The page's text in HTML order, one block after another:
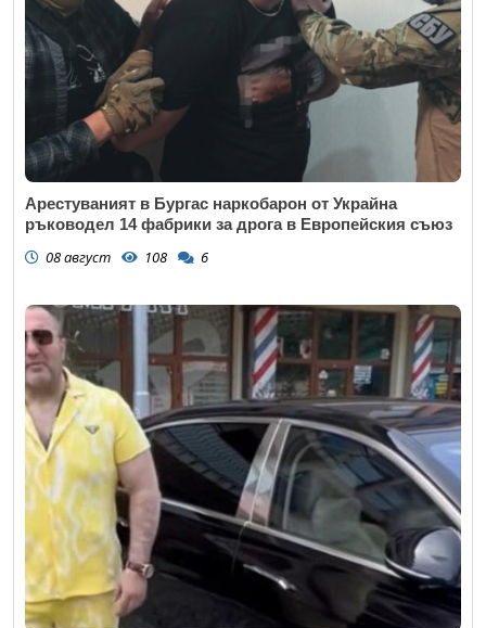
Арестуваният в Бургас наркобарон от Украйна
ръководел 14 фабрики за дрога в Европейския съюз
08 август 108 6